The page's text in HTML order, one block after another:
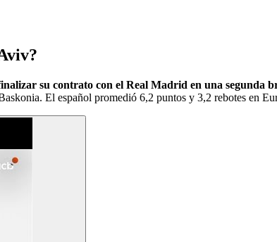
su contrato con el Real Madrid en una segunda
El español promedió 6,2 puntos y 3,2 rebotes en